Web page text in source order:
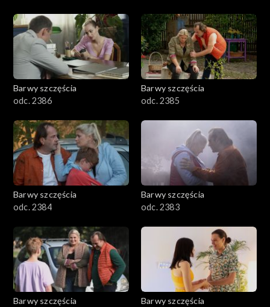
801–900
782–800
Barwy szczęścia
odc. 2386
Barwy szczęścia
odc. 2385
Barwy szczęścia
odc. 2384
Barwy szczęścia
odc. 2383
Barwy szczęścia
Barwy szczęścia